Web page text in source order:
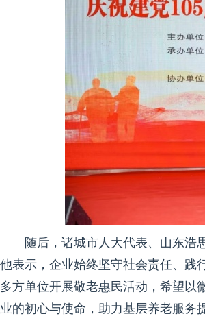
随后，诸城市人大代表、山东浩
他表示，企业始终坚守社会责任、践
多方单位开展敬老惠民活动，希望以
业的初心与使命，助力基层养老服务